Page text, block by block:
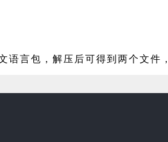
言包，解压后可得到两个文件，